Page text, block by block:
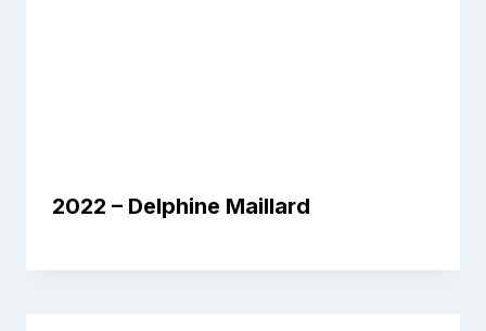
2022 – Delphine Maillard